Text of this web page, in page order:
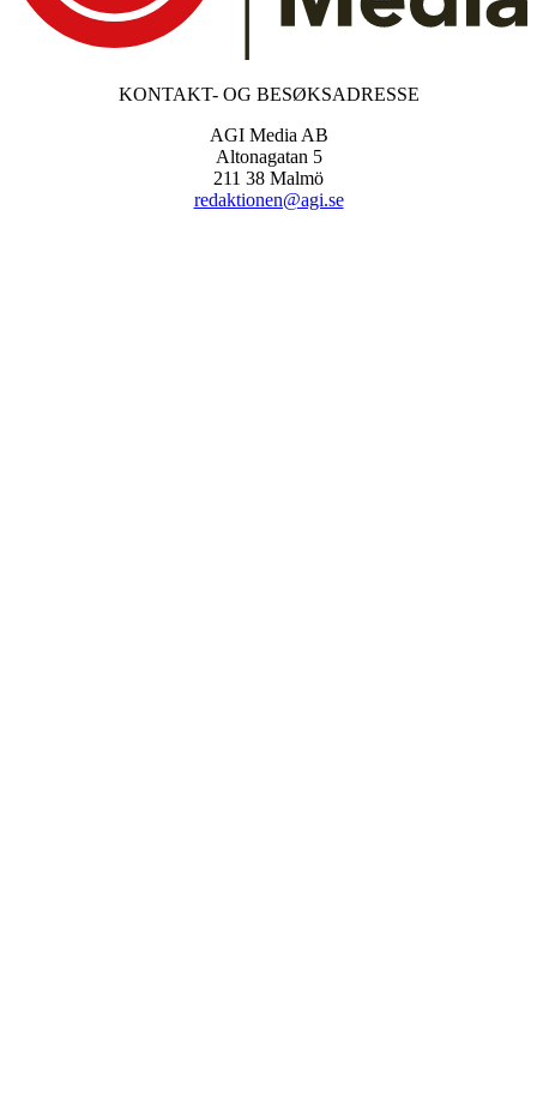
KONTAKT- OG BESØKSADRESSE
AGI Media AB
Altonagatan 5
211 38 Malmö
redaktionen@agi.se